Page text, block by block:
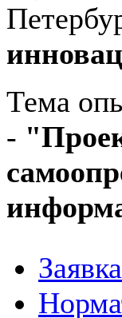
Тема
-